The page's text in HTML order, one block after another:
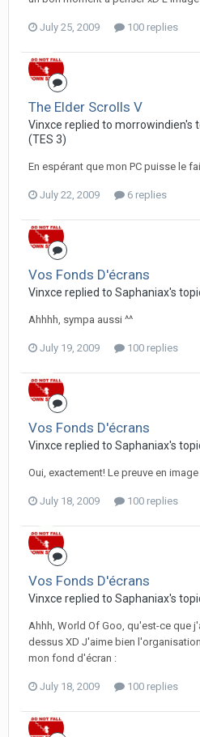
July 25, 2009 100 replies
The Elder Scrolls V
Vinxce replied to morrowindien's
(TES 3)
En espérant que mon PC puisse le
July 22, 2009 6 replies
Vos Fonds D'écrans
Vinxce replied to Saphaniax's
Ahhhh, sympa aussi ^^
July 19, 2009 100 replies
Vos Fonds D'écrans
Vinxce replied to Saphaniax's
Oui, exactement! Le preuve en image
July 18, 2009 100 replies
Vos Fonds D'écrans
Vinxce replied to Saphaniax's
Ahhh, World Of Goo, qu'est-ce que
dessus XD J'aime bien
mon fond d'écran :
July 18, 2009 100 replies